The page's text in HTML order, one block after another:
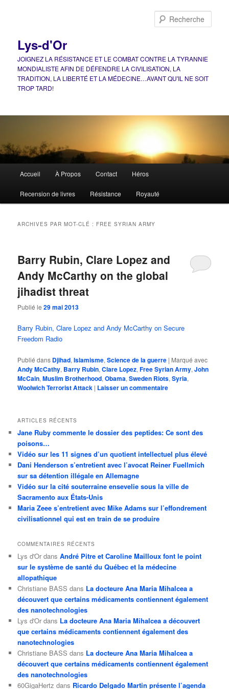
Lys-d'Or
JOIGNEZ LA RÉSISTANCE ET LE COMBAT CONTRE LA TYRANNIE
MONDIALISTE AFIN DE DÉFENDRE LA CIVILISATION, LA
TRADITION, LA LIBERTÉ ET LA MÉDECINE…AVANT QU'IL NE SOIT
TROP TARD!
principal
Accueil À Propos Contact Héros
Recension de livres Résistance Royauté
ARCHIVES PAR MOT-CLÉ : FREE SYRIAN ARMY
Barry Rubin, Clare Lopez and
Andy McCarthy on the global
jihadist threat
Publié le29 mai 2013
Barry Rubin, Clare Lopez and Andy McCarthy on Secure
Freedom Radio
Publié dans Djihad,Islamisme,Science de la guerre | Marqué avec
Andy McCathy, Barry Rubin,Clare Lopez,Free Syrian Army,John
McCain,Muslim Brotherhood,Obama,Sweden Riots,Syria,
Woolwich Terrorist Attack | Laisser un commentaire
ARTICLES RÉCENTS
Jane Ruby commente le dossier des peptides: Ce sont des
poisons…
Vidéo sur les 11 signes d’un quotient intellectuel plus élevé
Dani Henderson s’entretient avec l’avocat Reiner Fuellmich
sur sa détention illégale en Allemagne
Vidéo sur la cité souterraine ensevelie sous la ville de
Sacramento aux États-Unis
Maria Zeee s’entretient avec Mike Adams sur l’effondrement
civilisationnel qui est en train de se produire
COMMENTAIRES RÉCENTS
Lys d'Or dansAndré Pitre et Caroline Mailloux font le point
sur le système de santé du Québec et la médecine
allopathique
Christiane BASS dans La docteure Ana Maria Mihalcea a
découvert que certains médicaments contiennent également
des nanotechnologies
Lys d'Or dans La docteure Ana Maria Mihalcea a découvert
que certains médicaments contiennent également des
nanotechnologies
Christiane BASS dans La docteure Ana Maria Mihalcea a
découvert que certains médicaments contiennent également
des nanotechnologies
60GigaHertz dans Ricardo Delgado Martin présente l’agenda